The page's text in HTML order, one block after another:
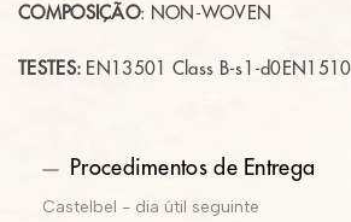
COMPOSIÇÃO: NON-WOVEN
TESTES: EN13501 Class B-s1-d0
Procedimentos de Entrega
Castelbel - dia útil seguinte